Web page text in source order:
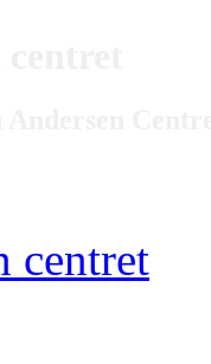
centret